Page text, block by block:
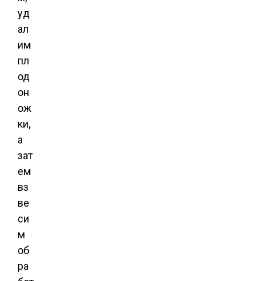
уд
ал
им
пл
од
он
ож
ки,
а
зат
ем
вз
ве
си
м
об
ра